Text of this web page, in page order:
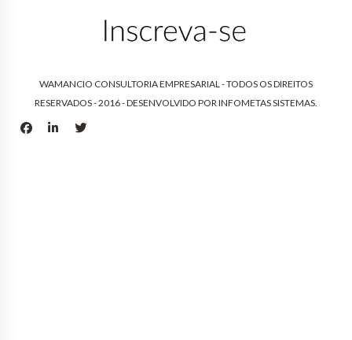
WAMANCIO CONSULTORIA EMPRESARIAL - TODOS OS DIREITOS
RESERVADOS - 2016 - DESENVOLVIDO POR INFOMETAS SISTEMAS